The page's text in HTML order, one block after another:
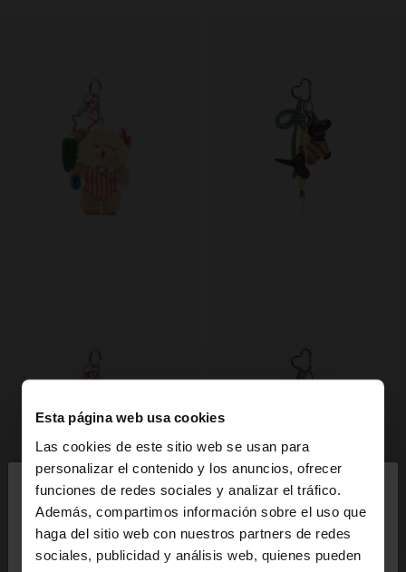
Esta página web usa cookies
Las cookies de este sitio web se usan para
personalizar el contenido y los anuncios, ofrecer
funciones de redes sociales y analizar el tráfico.
Además, compartimos información sobre el uso que
haga del sitio web con nuestros partners de redes
sociales, publicidad y análisis web, quienes pueden
hola
Estás accediendo a la web de España. ¿Quieres ir a
la web de United States?
+ +